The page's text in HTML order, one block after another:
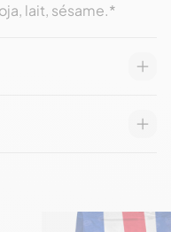
lait, sésame.*